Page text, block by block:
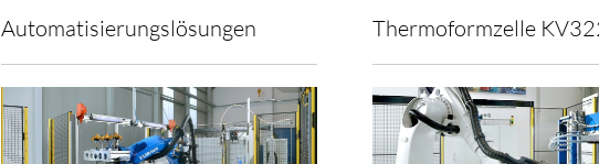
Automatisierungslösungen Thermoformzelle